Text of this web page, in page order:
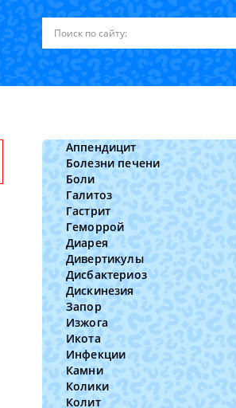
Аппендицит
Болезни печени
Боли
Галитоз
Гастрит
Геморрой
Диарея
Дивертикулы
Дисбактериоз
Дискинезия
Запор
Изжога
Икота
Инфекции
Камни
Колики
Колит